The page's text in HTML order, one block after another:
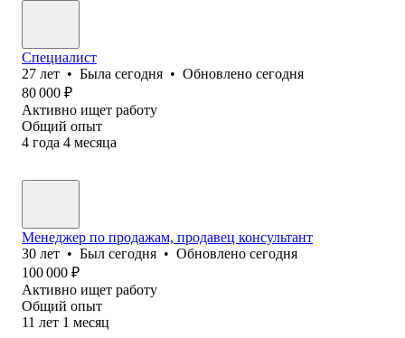
Специалист
27 лет • Была сегодня • Обновлено сегодня
80 000 ₽
Активно ищет работу
Общий опыт
4 года 4 месяца
Менеджер по продажам, продавец консультант
30 лет • Был сегодня • Обновлено сегодня
100 000 ₽
Активно ищет работу
Общий опыт
11 лет 1 месяц